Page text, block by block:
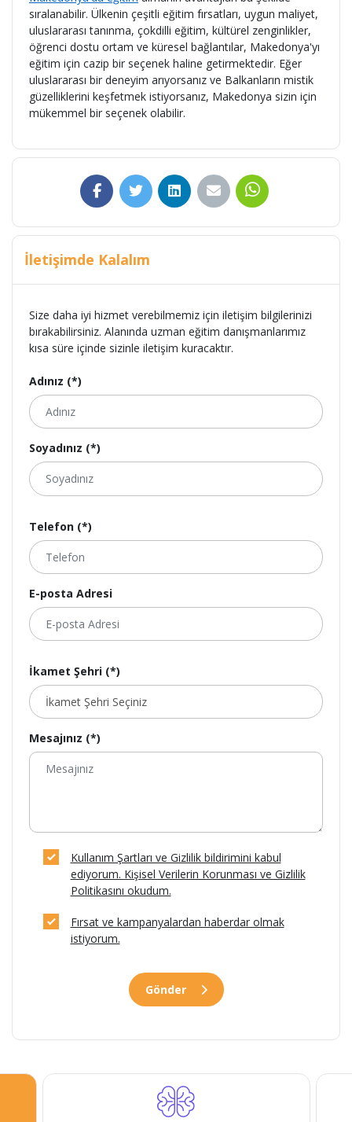
sıralanabilir. Ülkenin çeşitli eğitim fırsatları, uygun maliyet,
uluslararası tanınma, çokdilli eğitim, kültürel zenginlikler,
öğrenci dostu ortam ve küresel bağlantılar, Makedonya'yı
eğitim için cazip bir seçenek haline getirmektedir. Eğer
uluslararası bir deneyim arıyorsanız ve Balkanların mistik
güzelliklerini keşfetmek istiyorsanız, Makedonya sizin için
mükemmel bir seçenek olabilir.
İletişimde Kalalım
Size daha iyi hizmet verebilmemiz için iletişim bilgilerinizi
bırakabilirsiniz. Alanında uzman eğitim danışmanlarımız
kısa süre içinde sizinle iletişim kuracaktır.
Adınız (*)
Soyadınız (*)
Telefon (*)
E-posta Adresi
İkamet Şehri (*)
Mesajınız (*)
Kullanım Şartları ve Gizlilik bildirimini kabul
ediyorum. Kişisel Verilerin Korunması ve Gizlilik
Politikasını okudum.
Fırsat ve kampanyalardan haberdar olmak
istiyorum.
Gönder